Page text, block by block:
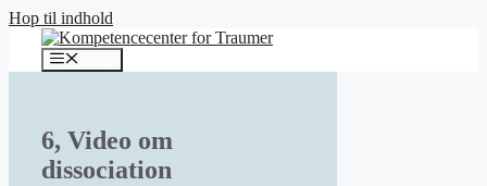
Hop til indhold
6, Video om
dissociation